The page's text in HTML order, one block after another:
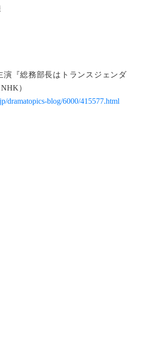
演『総務部長はトランスジェンダ
）
dramatopics-blog/6000/415577.html